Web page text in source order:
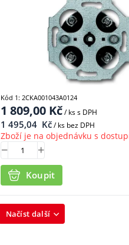
1 809,00Kč/ kss DPH
1 495,04 Kč/ ks bez DPH
Zboží je na objednávku s
Koupit
Kód 1: 2CKA001043A0124
Načíst další